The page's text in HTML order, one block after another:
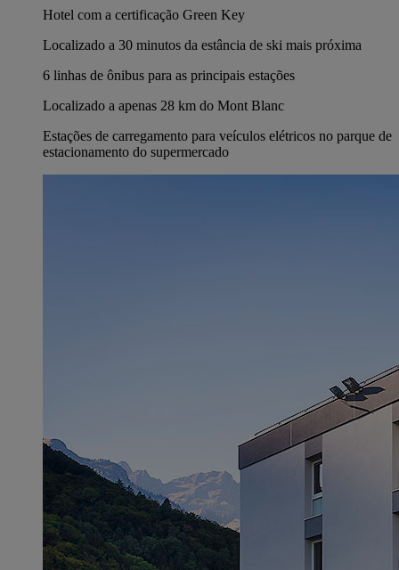
Hotel com a certificação Green Key
Localizado a 30 minutos da estância de ski mais próxima
6 linhas de ônibus para as principais estações
Localizado a apenas 28 km do Mont Blanc
Estações de carregamento para veículos elétricos no parque de
estacionamento do supermercado